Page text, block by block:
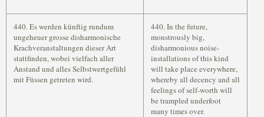
440. Es werden künftig rundum
ungeheuer grosse disharmonische
Krachveranstaltungen dieser Art
stattfinden, wobei vielfach aller
Anstand und alles Selbstwertgefühl
mit Füssen getreten wird.
440. In the future,
monstrously big,
disharmonious noise-
installations of this kind
will take place everywhere,
whereby all decency and all
feelings of self-worth will
be trampled underfoot
many times over.